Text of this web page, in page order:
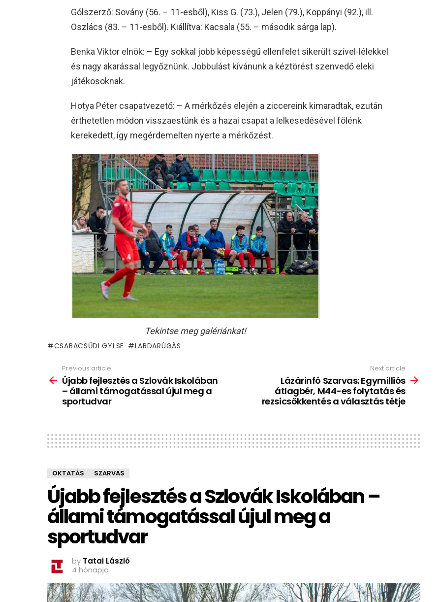
Gólszerző: Sovány (56. – 11-esből), Kiss G. (73.), Jelen (79.), Koppányi (92.), ill.
Oszlács (83. – 11-esből). Kiállítva: Kacsala (55. – második sárga lap).
Benka Viktor elnök: – Egy sokkal jobb képességű ellenfelet sikerült szível-lélekkel
és nagy akarással legyőznünk. Jobbulást kívánunk a kéztörést szenvedő eleki
játékosoknak.
Hotya Péter csapatvezető: – A mérkőzés elején a ziccereink kimaradtak, ezután
érthetetlen módon visszaestünk és a hazai csapat a lelkesedésével fölénk
kerekedett, így megérdemelten nyerte a mérkőzést.
Tekintse meg galériánkat!
CSABACSŰDI GYLSE LABDARÚGÁS
more
Previous article
Újabb fejlesztés a Szlovák Iskolában
– állami támogatással újul meg a
sportudvar
Next article
Lázárinfó Szarvas: Egymilliós
átlagbér, M44-es folytatás és
rezsicsökkentés a választás tétje
OKTATÁS SZARVAS
Újabb fejlesztés a Szlovák Iskolában –
állami támogatással újul meg a
sportudvar
by Tatai László
4 hónapja